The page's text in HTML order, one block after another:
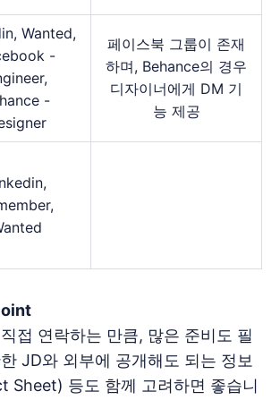
Wanted,
-
-
페이스북 그룹이 존재
하며, Behance의 경우
디자이너에게 DM 기
능 제공
접 연락하는 만큼, 많은 준비도 필
JD와 외부에 공개해도 되는 정보
Sheet) 등도 함께 고려하면 좋습니